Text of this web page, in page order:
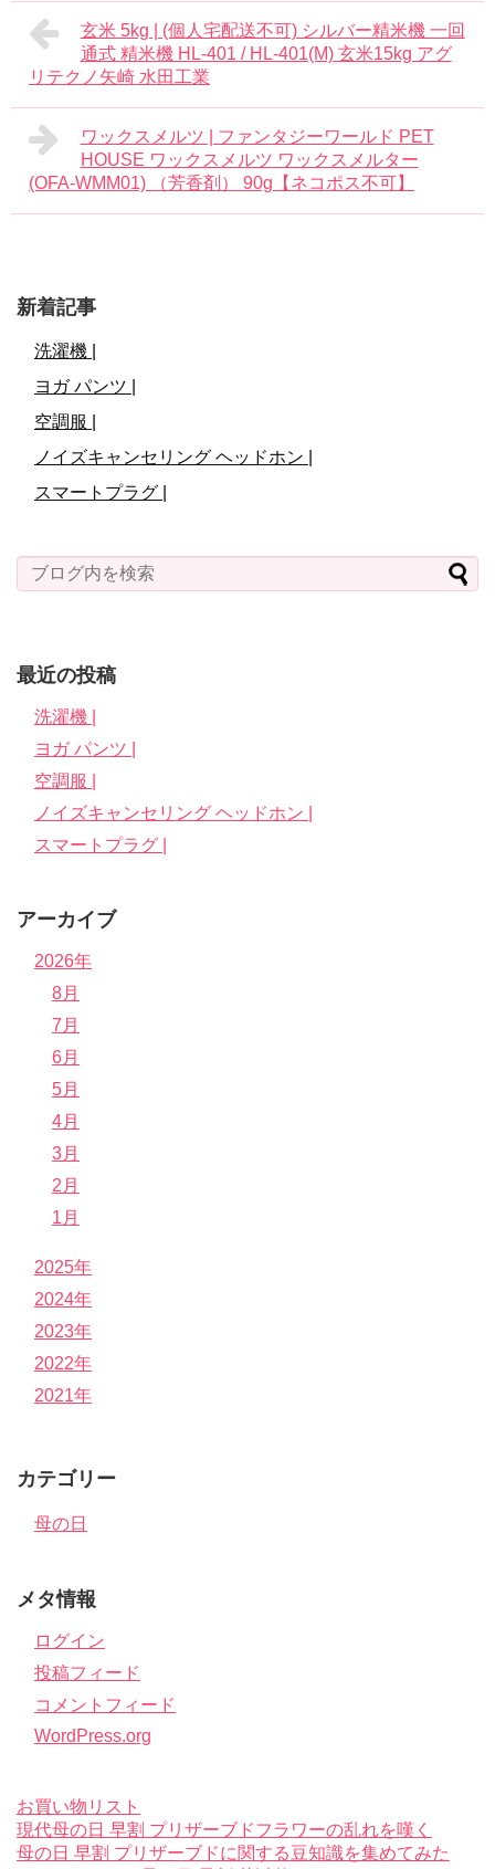
玄米 5kg | (個人宅配送不可) シルバー精米機 一回
通式 精米機 HL-401 / HL-401(M) 玄米15kg アグ
リテクノ矢崎 水田工業
ワックスメルツ | ファンタジーワールド PET
HOUSE ワックスメルツ ワックスメルター
(OFA-WMM01) （芳香剤） 90g【ネコポス不可】
新着記事
洗濯機 |
ヨガ パンツ |
空調服 |
ノイズキャンセリング ヘッドホン |
スマートプラグ |
最近の投稿
洗濯機 |
ヨガ パンツ |
空調服 |
ノイズキャンセリング ヘッドホン |
スマートプラグ |
アーカイブ
2026年
8月
7月
6月
5月
4月
3月
2月
1月
2025年
2024年
2023年
2022年
2021年
カテゴリー
母の日
メタ情報
ログイン
投稿フィード
コメントフィード
WordPress.org
お買い物リスト
現代母の日 早割 プリザーブドフラワーの乱れを嘆く
母の日 早割 プリザーブドに関する豆知識を集めてみた